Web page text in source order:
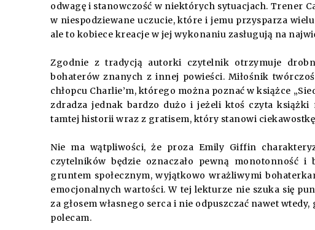
odwagę i stanowczość w niektórych sytuacjach. Trener
w niespodziewane uczucie, które i jemu przysparza
ale to kobiece kreacje w jej wykonaniu zasługują na
Zgodnie z tradycją autorki czytelnik otrzymuje
bohaterów znanych z innej powieści. Miłośnik
chłopcu Charlie’m, którego można poznać w książce
zdradza jednak bardzo dużo i jeżeli ktoś czyta książki
tamtej historii wraz z gratisem, który stanowi
Nie ma wątpliwości, że proza Emily Giffin
czytelników będzie oznaczało pewną monotonność
gruntem społecznym, wyjątkowo wrażliwymi
emocjonalnych wartości. W tej lekturze nie szuka się
za głosem własnego serca i nie odpuszczać nawet
polecam.